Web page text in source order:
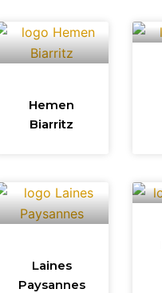
Hemen
Biarritz
Laines
Paysannes